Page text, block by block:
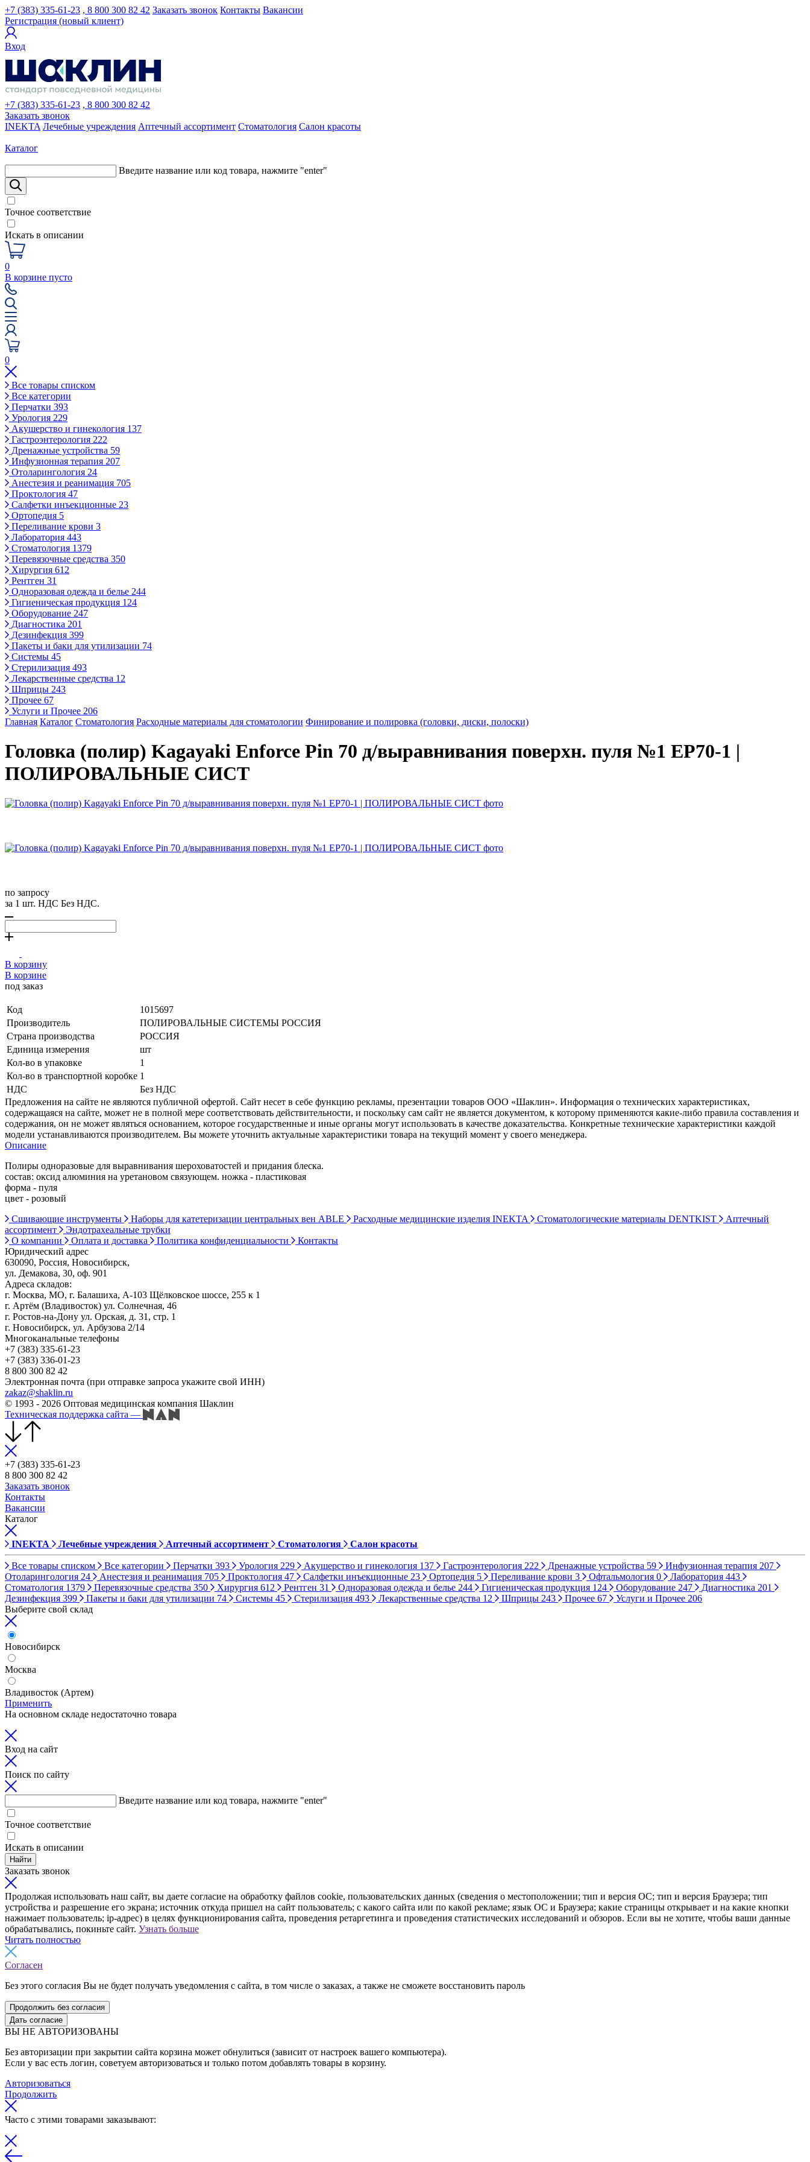
+7 (383) 335-61-23 , 8 800 300 82 42 Заказать звонок Контакты Вакансии
Регистрация (новый клиент)
Вход
+7 (383) 335-61-23 , 8 800 300 82 42
Заказать звонок
INEKTA Лечебные учреждения Аптечный ассортимент Стоматология Салон красоты
Каталог
Введите название или код товара, нажмите "enter"
Точное соответствие
Искать в описании
0
В корзине пусто
0
Все товары списком
Все категории
Перчатки 393
Урология 229
Акушерство и гинекология 137
Гастроэнтерология 222
Дренажные устройства 59
Инфузионная терапия 207
Отоларингология 24
Анестезия и реанимация 705
Проктология 47
Салфетки инъекционные 23
Ортопедия 5
Переливание крови 3
Лаборатория 443
Стоматология 1379
Перевязочные средства 350
Хирургия 612
Рентген 31
Одноразовая одежда и белье 244
Гигиеническая продукция 124
Оборудование 247
Диагностика 201
Дезинфекция 399
Пакеты и баки для утилизации 74
Системы 45
Стерилизация 493
Лекарственные средства 12
Шприцы 243
Прочее 67
Услуги и Прочее 206
Главная Каталог Стоматология Расходные материалы для стоматологии Финирование и полировка (головки, диски, полоски)
Головка (полир) Kagayaki Enforce Pin 70 д/выравнивания поверхн. пуля №1 ЕР70-1 |
ПОЛИРОВАЛЬНЫЕ СИСТ
по запросу
за 1 шт. НДС Без НДС.
В корзину
В корзине
под заказ
Код
1015697
Производитель
ПОЛИРОВАЛЬНЫЕ СИСТЕМЫ РОССИЯ
Страна производства
РОССИЯ
Единица измерения
шт
Кол-во в упаковке
1
Кол-во в транспортной коробке 1
НДС
Без НДС
Предложения на сайте не являются публичной офертой. Сайт несет в себе функцию рекламы, презентации товаров ООО «Шаклин». Информация о технических характеристиках,
содержащаяся на сайте, может не в полной мере соответствовать действительности, и поскольку сам сайт не является документом, к которому применяются какие-либо правила составления и
содержания, он не может являться основанием, которое государственные и иные органы могут использовать в качестве доказательства. Конкретные технические характеристики каждой
модели устанавливаются производителем. Вы можете уточнить актуальные характеристики товара на текущий момент у своего менеджера.
Описание
Полиры одноразовые для выравнивания шероховатостей и придания блеска.
состав: оксид алюминия на уретановом связующем. ножка - пластиковая
форма - пуля
цвет - розовый
Сшивающие инструменты
Наборы для катетеризации центральных вен ABLE Расходные медицинские изделия INEKTA Стоматологические материалы DENTKIST
Аптечный
ассортимент
Эндотрахеальные трубки
О компании
Оплата и доставка Политика конфиденциальности
Контакты
Юридический адрес
630090, Россия, Новосибирск,
ул. Демакова, 30, оф. 901
Адреса складов:
г. Москва, МО, г. Балашиха, А-103 Щёлковское шоссе, 255 к 1
г. Артём (Владивосток) ул. Солнечная, 46
г. Ростов-на-Дону ул. Орская, д. 31, стр. 1
г. Новосибирск, ул. Арбузова 2/14
Многоканальные телефоны
+7 (383) 335-61-23
+7 (383) 336-01-23
8 800 300 82 42
Электронная почта (при отправке запроса укажите свой ИНН)
zakaz@shaklin.ru
© 1993 - 2026 Оптовая медицинская компания Шаклин
Техническая поддержка сайта —
+7 (383) 335-61-23
8 800 300 82 42
Заказать звонок
Контакты
Вакансии
Каталог
INEKTA Лечебные учреждения Аптечный ассортимент Стоматология Салон красоты
Все товары списком Все категории Перчатки 393 Урология 229 Акушерство и гинекология 137 Гастроэнтерология 222 Дренажные устройства 59 Инфузионная терапия 207
Отоларингология 24 Анестезия и реанимация 705 Проктология 47 Салфетки инъекционные 23 Ортопедия 5 Переливание крови 3 Офтальмология 0 Лаборатория 443
Стоматология 1379 Перевязочные средства 350 Хирургия 612 Рентген 31 Одноразовая одежда и белье 244 Гигиеническая продукция 124 Оборудование 247 Диагностика 201
Дезинфекция 399 Пакеты и баки для утилизации 74 Системы 45 Стерилизация 493 Лекарственные средства 12 Шприцы 243 Прочее 67 Услуги и Прочее 206
Выберите свой склад
Новосибирск
Москва
Владивосток (Артем)
Применить
На основном складе недостаточно товара
Вход на сайт
Поиск по сайту
Введите название или код товара, нажмите "enter"
Точное соответствие
Искать в описании
Найти
Заказать звонок
Продолжая использовать наш сайт, вы даете согласие на обработку файлов cookie, пользовательских данных (сведения о местоположении; тип и версия ОС; тип и версия Браузера; тип
устройства и разрешение его экрана; источник откуда пришел на сайт пользователь; с какого сайта или по какой рекламе; язык ОС и Браузера; какие страницы открывает и на какие кнопки
нажимает пользователь; ip-адрес) в целях функционирования сайта, проведения ретаргетинга и проведения статистических исследований и обзоров. Если вы не хотите, чтобы ваши данные
обрабатывались, покиньте сайт. Узнать больше
Читать полностью
Согласен
Без этого согласия Вы не будет получать уведомления с сайта, в том числе о заказах, а также не сможете восстановить пароль
Продолжить без согласия
Дать согласие
ВЫ НЕ АВТОРИЗОВАНЫ
Без авторизации при закрытии сайта корзина может обнулиться (зависит от настроек вашего компьютера).
Если у вас есть логин, советуем авторизоваться и только потом добавлять товары в корзину.
Авторизоваться
Продолжить
Часто с этими товарами заказывают: